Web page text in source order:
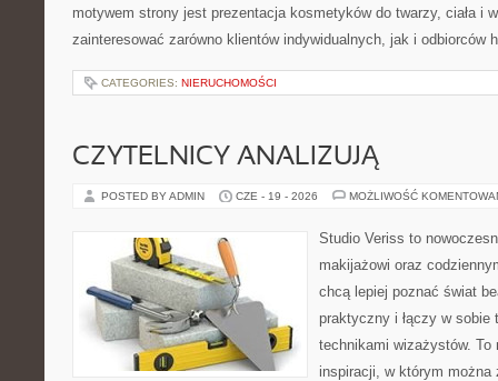
motywem strony jest prezentacja kosmetyków do twarzy, ciała i
zainteresować zarówno klientów indywidualnych, jak i
CATEGORIES: NIERUCHOMOŚCI
CZYTELNICY ANALIZUJĄ
POSTED BY ADMIN CZE - 19 - 2026 MOŻLIWOŚĆ
Studio Veriss to
makijażowi oraz
chcą lepiej poznać świat
praktyczny i łączy w sobie
technikami wizażystów. To
inspiracji, w którym można